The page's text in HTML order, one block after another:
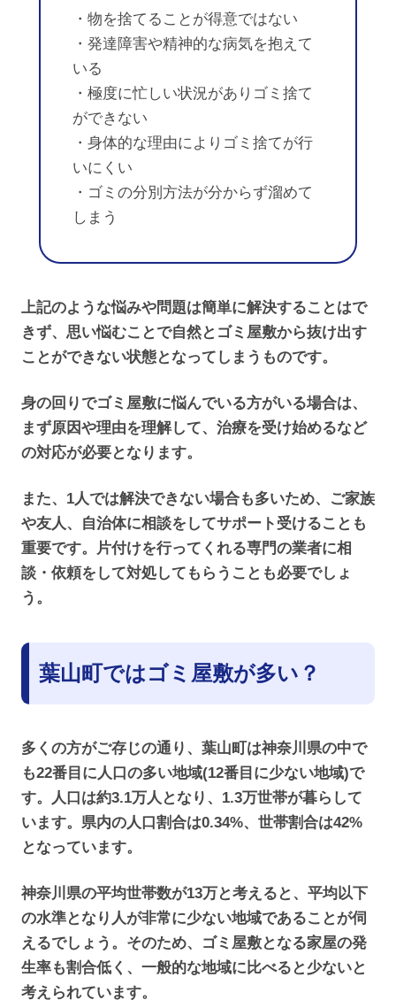
・物を捨てることが得意ではない
・発達障害や精神的な病気を抱えて
いる
・極度に忙しい状況がありゴミ捨て
ができない
・身体的な理由によりゴミ捨てが行
いにくい
・ゴミの分別方法が分からず溜めて
しまう
上記のような悩みや問題は簡単に解決することはで
きず、思い悩むことで自然とゴミ屋敷から抜け出す
ことができない状態となってしまうものです。
身の回りでゴミ屋敷に悩んでいる方がいる場合は、
まず原因や理由を理解して、治療を受け始めるなど
の対応が必要となります。
また、1人では解決できない場合も多いため、ご家族
や友人、自治体に相談をしてサポート受けることも
重要です。片付けを行ってくれる専門の業者に相
談・依頼をして対処してもらうことも必要でしょ
う。
葉山町ではゴミ屋敷が多い？
多くの方がご存じの通り、葉山町は神奈川県の中で
も22番目に人口の多い地域(12番目に少ない地域)で
す。人口は約3.1万人となり、1.3万世帯が暮らして
います。県内の人口割合は0.34%、世帯割合は42%
となっています。
神奈川県の平均世帯数が13万と考えると、平均以下
の水準となり人が非常に少ない地域であることが伺
えるでしょう。そのため、ゴミ屋敷となる家屋の発
生率も割合低く、一般的な地域に比べると少ないと
考えられています。